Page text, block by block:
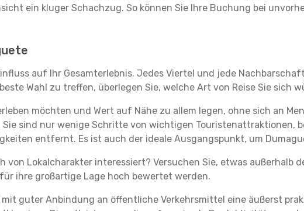
ein kluger Schachzug. So können Sie Ihre Buchung bei
auf Ihr Gesamterlebnis. Jedes Viertel und jede
Wahl zu treffen, überlegen Sie, welche Art von Reise Sie sich
möchten und Wert auf Nähe zu allem legen, ohne sich an
Sie sind nur wenige Schritte von wichtigen Touristenattraktionen,
entfernt. Es ist auch der ideale Ausgangspunkt, um
von Lokalcharakter interessiert? Versuchen Sie, etwas außerhalb
ihre großartige Lage hoch bewertet werden.
mit guter Anbindung an öffentliche Verkehrsmittel eine äußerst